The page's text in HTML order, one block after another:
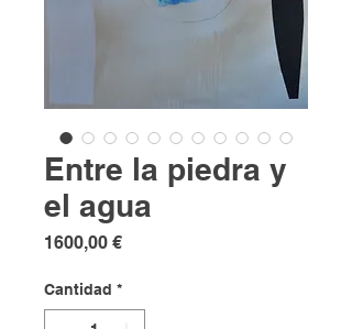
Entre la piedra y
el agua
1600,00 €Precio
Cantidad *